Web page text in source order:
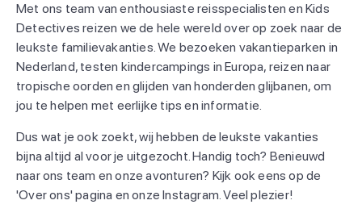
Met ons team van enthousiaste reisspecialisten en Kids
Detectives reizen we de hele wereld over op zoek naar de
leukste familievakanties. We bezoeken vakantieparken in
Nederland, testen kindercampings in Europa, reizen naar
tropische oorden en glijden van honderden glijbanen, om
jou te helpen met eerlijke tips en informatie.
Dus wat je ook zoekt, wij hebben de leukste vakanties
bijna altijd al voor je uitgezocht. Handig toch? Benieuwd
naar ons team en onze avonturen? Kijk ook eens op de
'Over ons' pagina en onze Instagram. Veel plezier!